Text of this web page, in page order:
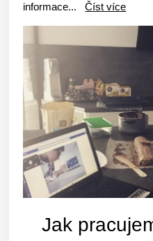
informace...Číst více
Jak